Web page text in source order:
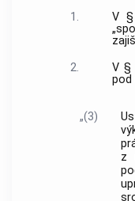
1.
V
2.
V §
pod
„(3)
z